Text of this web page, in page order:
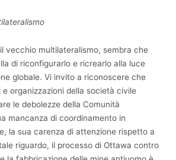
vecchio multilateralismo, sembra che
di riconfigurarlo e ricrearlo alla luce
globale. Vi invito a riconoscere che
e organizzazioni della società civile
le debolezze della Comunità
mancanza di coordinamento in
la sua carenza di attenzione rispetto a
riguardo, il processo di Ottawa contro